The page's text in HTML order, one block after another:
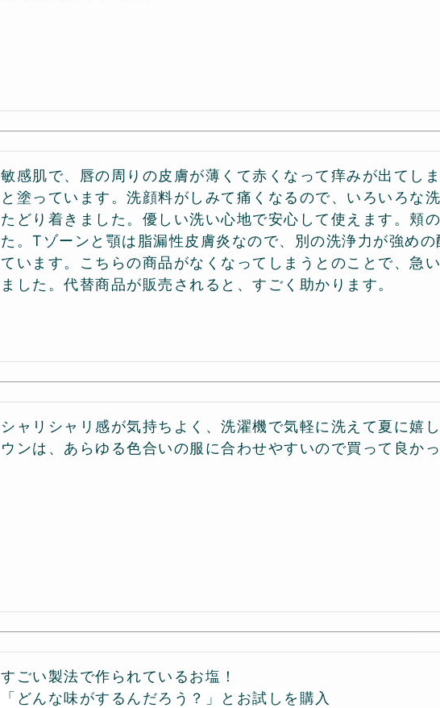
敏感肌で、唇の周りの皮膚が薄くて赤くなって痒みが出てし
と塗っています。洗顔料がしみて痛くなるので、いろいろな
たどり着きました。優しい洗い心地で安心して使えます。頬
た。Tゾーンと顎は脂漏性皮膚炎なので、別の洗浄力が強め
ています。こちらの商品がなくなってしまうとのことで、急
ました。代替商品が販売されると、すごく助かります。
シャリシャリ感が気持ちよく、洗濯機で気軽に洗えて夏に嬉
ウンは、あらゆる色合いの服に合わせやすいので買って良かっ
すごい製法で作られているお塩！
「どんな味がするんだろう？」とお試しを購入